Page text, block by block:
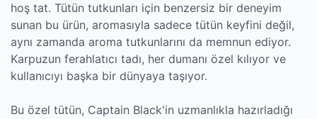
hoş tat. Tütün tutkunları için benzersiz bir deneyim
sunan bu ürün, aromasıyla sadece tütün keyfini değil,
aynı zamanda aroma tutkunlarını da memnun ediyor.
Karpuzun ferahlatıcı tadı, her dumanı özel kılıyor ve
kullanıcıyı başka bir dünyaya taşıyor.
Bu özel tütün, Captain Black'in uzmanlıkla hazırladığı